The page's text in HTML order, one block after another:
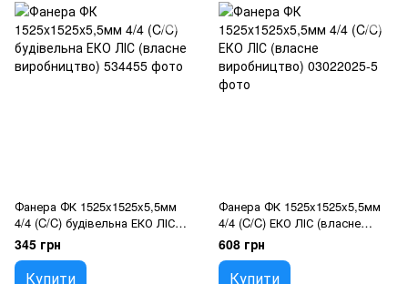
Фанера ФК 1525x1525x5,5мм
4/4 (C/C) будівельна ЕКО ЛІС
(власне виробництво)
345 грн
Купити
Фанера ФК 1525x1525x5,5мм
4/4 (C/C) ЕКО ЛІС (власне
виробництво)
608 грн
Купити